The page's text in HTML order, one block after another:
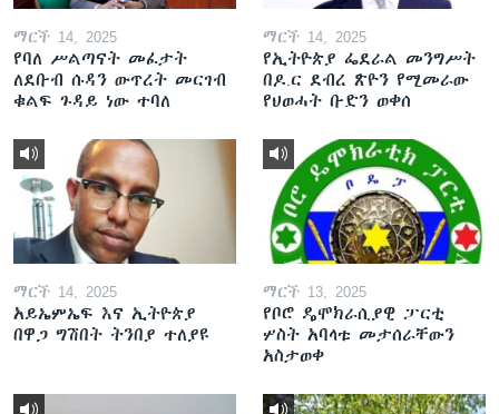
ማርች 14, 2025
የባለ ሥልጣናት መፈታት
ለደቡብ ሱዳን ውጥረት መርገብ
ቁልፍ ጉዳይ ነው ተባለ
ማርች 14, 2025
የኢትዮጵያ ፌደራል መንግሥት
በዶ.ር ደብረ ጽዮን የሚመራው
የህወሓት ቡድን ወቀሰ
ማርች 14, 2025
አይኤምኤፍ እና ኢትዮጵያ
በዋጋ ግሽበት ትንበያ ተለያዩ
ማርች 13, 2025
የቦሮ ዴሞክራሲያዊ ፓርቲ
ሦስት አባላቱ መታሰራቸውን
አስታወቀ